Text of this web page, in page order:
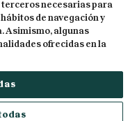
Todos los
terceros necesarias para
de navegación y
Asimismo, algunas
ofrecidas en la